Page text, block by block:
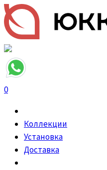
0
Коллекции
Установка
Доставка